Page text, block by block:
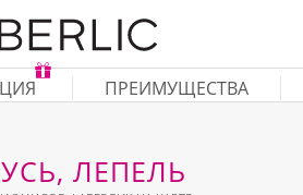
ПРЕИМУЩЕСТВА
ЛЕПЕЛЬ